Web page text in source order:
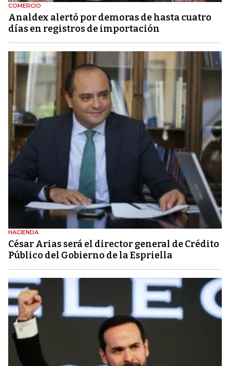
COMERCIO
Analdex alertó por demoras de hasta cuatro
días en registros de importación
HACIENDA
César Arias será el director general de Crédito
Público del Gobierno de la Espriella